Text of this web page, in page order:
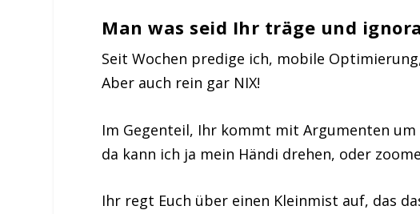
Man was seid Ihr träge und
Seit Wochen predige ich, mobile
Aber auch rein gar NIX!
Im Gegenteil, Ihr kommt mit Argumenten
da kann ich ja mein Händi drehen, oder
Ihr regt Euch über einen Kleinmist auf, das